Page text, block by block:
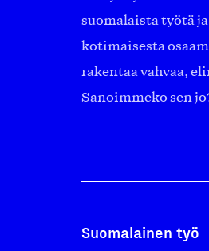
suomalaista työtä
kotimaisesta
rakentaa vahvaa,
Sanoimmeko sen
Suomalainen työ